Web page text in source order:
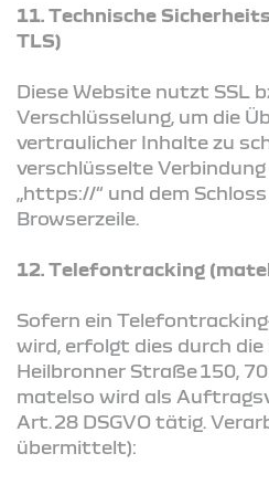
11. Technische
TLS)
Diese Website nutzt SSL
Verschlüsselung, um die
vertraulicher Inhalte zu
verschlüsselte Verbindung
„https://“ und dem
Browserzeile.
12. Telefontracking
Sofern ein
wird, erfolgt dies durch die
Heilbronner Straße 150,
matelso wird als
Art. 28 DSGVO tätig.
übermittelt):